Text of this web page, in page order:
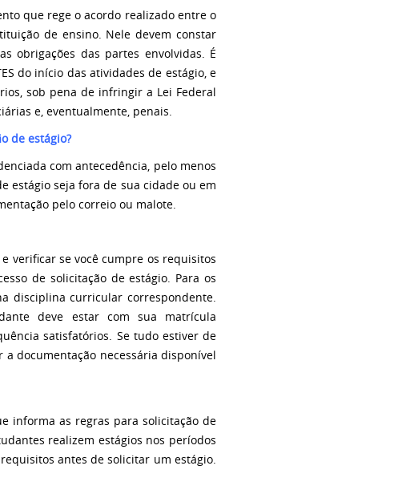
que rege o acordo realizado entre o
de ensino. Nele devem constar
obrigações das partes envolvidas. É
do início das atividades de estágio, e
sob pena de infringir a Lei Federal
e, eventualmente, penais.
de estágio?
com antecedência, pelo menos
estágio seja fora de sua cidade ou em
pelo correio ou malote.
verificar se você cumpre os requisitos
de solicitação de estágio. Para os
disciplina curricular correspondente.
deve estar com sua matrícula
satisfatórios. Se tudo estiver de
documentação necessária disponível
informa as regras para solicitação de
realizem estágios nos períodos
antes de solicitar um estágio.